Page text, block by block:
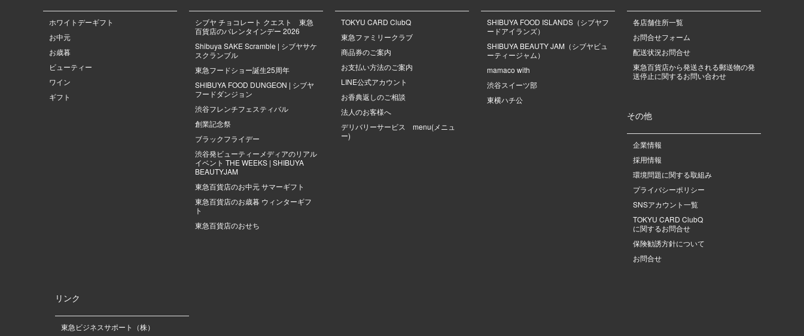
ホワイトデーギフト
お中元
お歳暮
ビューティー
ワイン
ギフト
シブヤ チョコレート クエスト 東急
百貨店のバレンタインデー 2026
Shibuya SAKE Scramble | シブヤサケ
スクランブル
東急フードショー誕生25周年
SHIBUYA FOOD DUNGEON | シブヤ
フードダンジョン
渋谷フレンチフェスティバル
創業記念祭
ブラックフライデー
渋谷発ビューティーメディアのリアル
イベント THE WEEKS | SHIBUYA
BEAUTYJAM
東急百貨店のお中元 サマーギフト
東急百貨店のお歳暮 ウィンターギフ
ト
東急百貨店のおせち
TOKYU CARD ClubQ
東急ファミリークラブ
商品券のご案内
お支払い方法のご案内
LINE公式アカウント
お香典返しのご相談
法人のお客様へ
デリバリーサービス menu(メニュ
ー)
SHIBUYA FOOD ISLANDS（シブヤフ
ードアイランズ）
SHIBUYA BEAUTY JAM（シブヤビュ
ーティージャム）
mamaco with
渋谷スイーツ部
東横ハチ公
各店舗住所一覧
お問合せフォーム
配送状況お問合せ
東急百貨店から発送される郵送物の発
送停止に関するお問い合わせ
その他
企業情報
採用情報
環境問題に関する取組み
プライバシーポリシー
SNSアカウント一覧
TOKYU CARD ClubQ
に関するお問合せ
保険勧誘方針について
お問合せ
リンク
東急ビジネスサポート（株）